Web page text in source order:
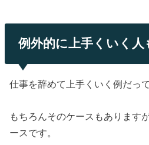
例外的に上手くいく人
仕事を辞めて上手くいく例だっ
もちろんそのケースもあります
ースです。